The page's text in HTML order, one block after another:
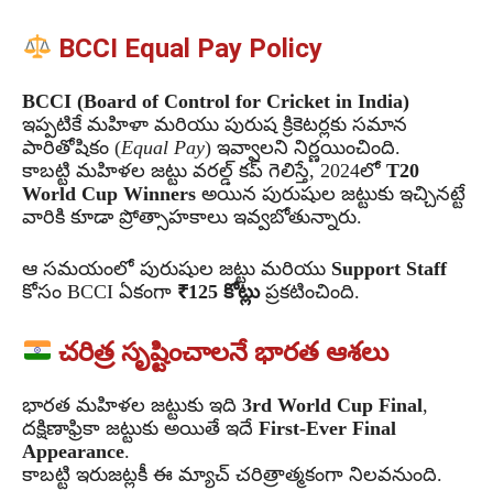
BCCI Equal Pay Policy
BCCI (Board of Control for Cricket in India)
ఇప్పటికే మహిళా మరియు పురుష క్రికెటర్లకు సమాన
పారితోషికం (Equal Pay) ఇవ్వాలని నిర్ణయించింది.
కాబట్టి మహిళల జట్టు వరల్డ్ కప్ గెలిస్తే, 2024లో T20
World Cup Winners అయిన పురుషుల జట్టుకు ఇచ్చినట్టే
వారికి కూడా ప్రోత్సాహకాలు ఇవ్వబోతున్నారు.
ఆ సమయంలో పురుషుల జట్టు మరియు Support Staff
కోసం BCCI ఏకంగా ₹125 కోట్లుప్రకటించింది.
చరిత్ర సృష్టించాలనే భారత ఆశలు
భారత మహిళల జట్టుకు ఇది 3rd World Cup Final,
దక్షిణాఫ్రికా జట్టుకు అయితే ఇదే First-Ever Final
Appearance.
కాబట్టి ఇరుజట్లకీ ఈ మ్యాచ్ చరిత్రాత్మకంగా నిలవనుంది.